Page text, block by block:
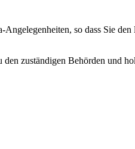
so dass Sie
zuständigen Behörden und